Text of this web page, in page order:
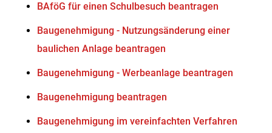
BAföG für einen Schulbesuch beantragen
Baugenehmigung - Nutzungsänderung einer
baulichen Anlage beantragen
Baugenehmigung - Werbeanlage beantragen
Baugenehmigung beantragen
Baugenehmigung im vereinfachten Verfahren